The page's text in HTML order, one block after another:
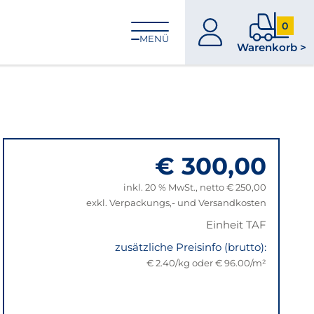
MENÜ
zum
0
Warenkorb >
0
im
€ 300,00
inkl. 20 % MwSt., netto € 250,00
exkl. Verpackungs,- und Versandkosten
Einheit TAF
zusätzliche Preisinfo (brutto):
€ 2.40/kg oder € 96.00/m²